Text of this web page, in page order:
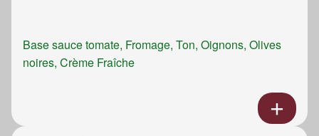
Base sauce tomate, Fromage, Ton, Oignons, Olives
noires, Crème Fraîche